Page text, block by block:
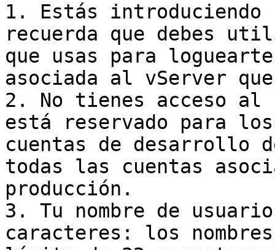
1. Estás introduciendo
recuerda que debes
que usas para
asociada al vServer
2. No tienes acceso
está reservado para
cuentas de desarrollo
todas las cuentas
producción.
3. Tu nombre de
caracteres: los